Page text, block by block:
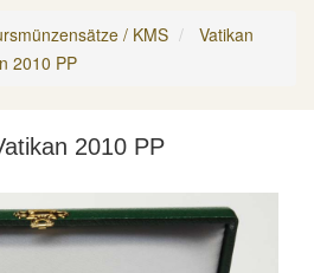
/ KMS
Vatikan
2010 PP
2010 PP